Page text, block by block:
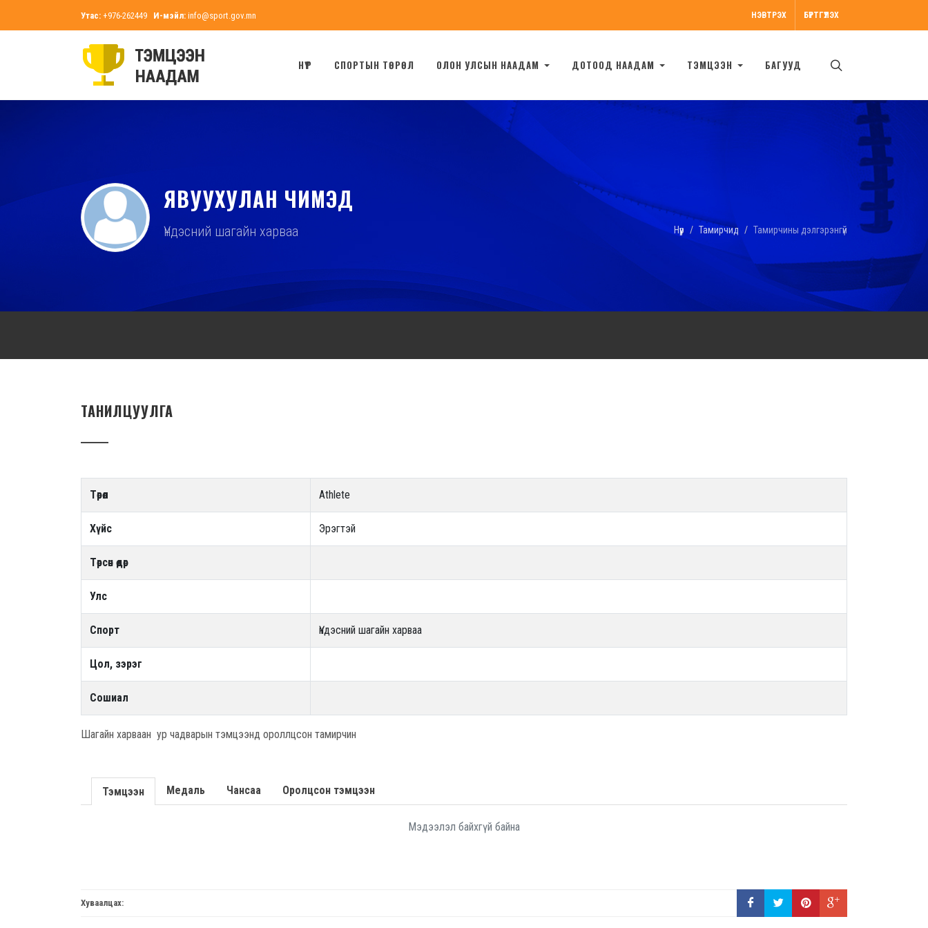
Утас: +976-262449 И-мэйл: info@sport.gov.mn НЭВТРЭХ БҮРТГҮҮЛЭХ
НҮҮР СПОРТЫН ТӨРӨЛ ОЛОН УЛСЫН НААДАМ ДОТООД НААДАМ ТЭМЦЭЭН БАГУУД
ЯВУУХУЛАН ЧИМЭД
Үндэсний шагайн харваа Нүүр Тамирчид Тамирчины дэлгэрэнгүй
ТАНИЛЦУУЛГА
Төрөл Athlete
Хүйс Эрэгтэй
Төрсөн өдөр
Улс
Спорт Үндэсний шагайн харваа
Цол, зэрэг
Сошиал
Шагайн харваан ур чадварын тэмцээнд ороллцсон тамирчин
Тэмцээн Медаль Чансаа Оролцсон тэмцээн
Мэдээлэл байхгүй байна
Хуваалцах: